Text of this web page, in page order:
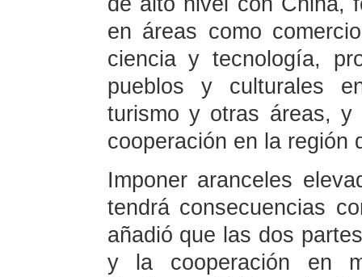
en áreas como
ciencia y tecnología,
pueblos y culturales
turismo y otras áreas, y
cooperación en la región
Imponer aranceles
tendrá consecuencias
añadió que las dos
y la cooperación en